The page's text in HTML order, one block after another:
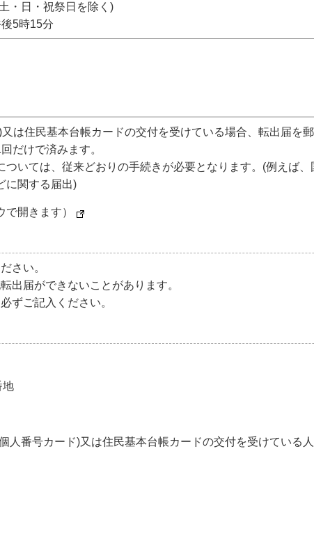
・日・祝祭日を除く)
5時15分
は住民基本台帳カードの交付を受けている場合、転出届を
だけで済みます。
ついては、従来どおりの手続きが必要となります。(例えば
に関する届出)
で開きます）
さい。
出届ができないことがあります。
ずご記入ください。
地
人番号カード)又は住民基本台帳カードの交付を受けている